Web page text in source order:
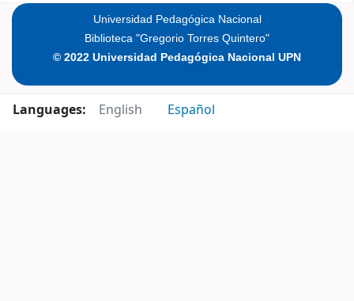
Universidad Pedagógica Nacional
Biblioteca "Gregorio Torres Quintero"
© 2022 Universidad Pedagógica Nacional UPN
Languages: English Español